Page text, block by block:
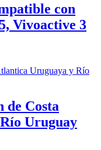
con
Vivoactive 3
Costa
Uruguay